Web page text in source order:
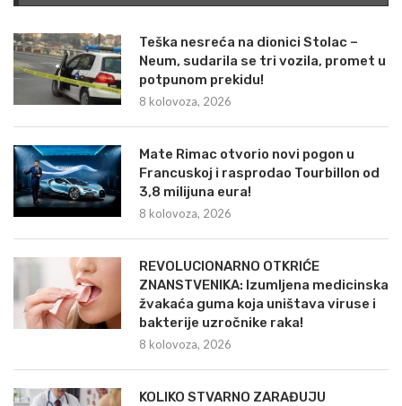
Teška nesreća na dionici Stolac –
Neum, sudarila se tri vozila, promet u
potpunom prekidu!
8 kolovoza, 2026
Mate Rimac otvorio novi pogon u
Francuskoj i rasprodao Tourbillon od
3,8 milijuna eura!
8 kolovoza, 2026
REVOLUCIONARNO OTKRIĆE
ZNANSTVENIKA: Izumljena medicinska
žvakaća guma koja uništava viruse i
bakterije uzročnike raka!
8 kolovoza, 2026
KOLIKO STVARNO ZARAĐUJU